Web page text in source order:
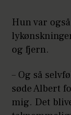
Hun var
og fjern.
– Og så
søde Albert
mig. Det